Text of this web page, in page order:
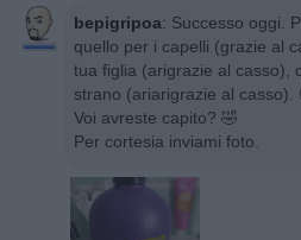
bepigripoa: Successo oggi.
quello per i capelli (grazie al
tua figlia (arigrazie al casso),
strano (ariarigrazie al casso).
Voi avreste capito? 🤣
Per cortesia inviami foto.